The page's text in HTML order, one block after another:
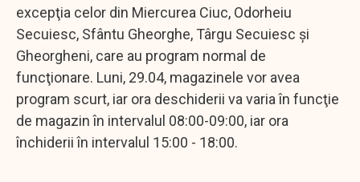
excepţia celor din Miercurea Ciuc, Odorheiu
Secuiesc, Sfântu Gheorghe, Târgu Secuiesc şi
Gheorgheni, care au program normal de
funcţionare. Luni, 29.04, magazinele vor avea
program scurt, iar ora deschiderii va varia în funcţie
de magazin în intervalul 08:00-09:00, iar ora
închiderii în intervalul 15:00 - 18:00.